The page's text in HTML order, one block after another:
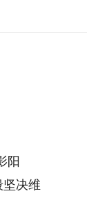
阳
坚决维